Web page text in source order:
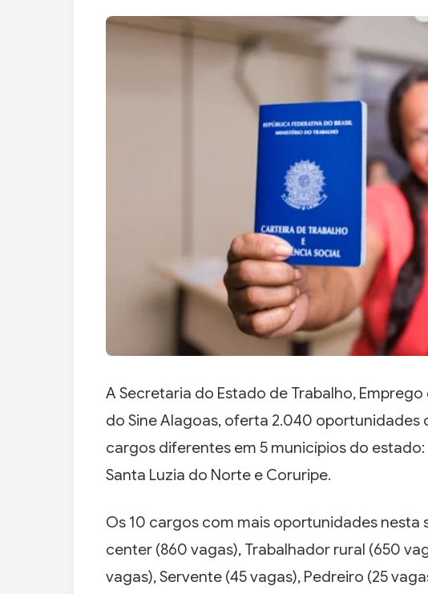
A Secretaria do Estado de Trabalho,
do Sine Alagoas, oferta 2.040 oportunidades
cargos diferentes em 5 municípios do
Santa Luzia do Norte e Coruripe.
Os 10 cargos com mais oportunidades nesta
center (860 vagas), Trabalhador rural (650
vagas), Servente (45 vagas), Pedreiro (25